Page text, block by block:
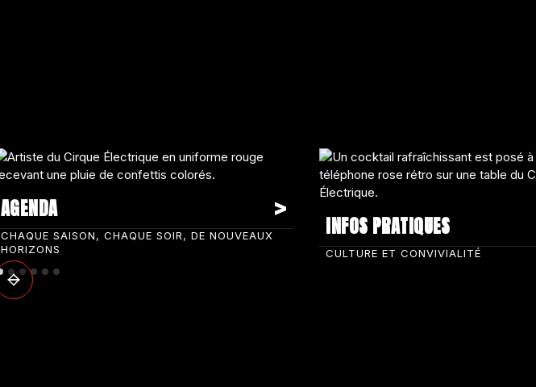
AGENDA
CHAQUE SAISON, CHAQUE SOIR, DE NOUVEAUX
HORIZONS
INFOS PRATIQUES
CULTURE ET CONVIVIALITÉ